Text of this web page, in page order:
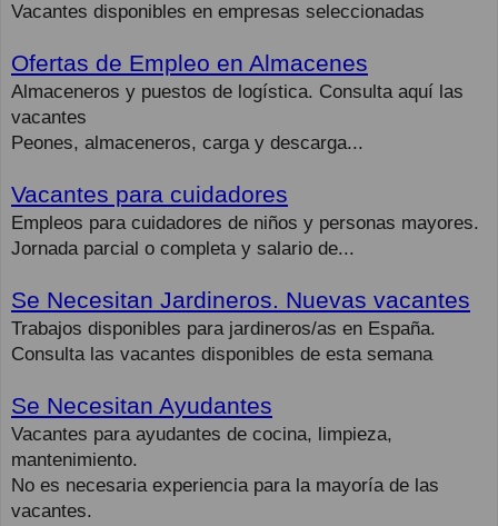
Vacantes disponibles en empresas seleccionadas
Ofertas de Empleo en Almacenes
Almaceneros y puestos de logística. Consulta aquí las
vacantes
Peones, almaceneros, carga y descarga...
Vacantes para cuidadores
Empleos para cuidadores de niños y personas mayores.
Jornada parcial o completa y salario de...
Se Necesitan Jardineros. Nuevas vacantes
Trabajos disponibles para jardineros/as en España.
Consulta las vacantes disponibles de esta semana
Se Necesitan Ayudantes
Vacantes para ayudantes de cocina, limpieza,
mantenimiento.
No es necesaria experiencia para la mayoría de las
vacantes.